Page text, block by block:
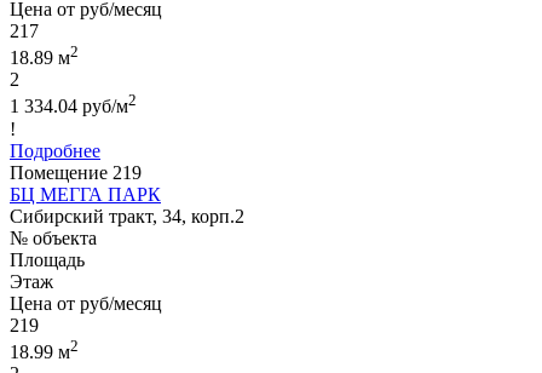
Цена от руб/месяц
217
18.89 м2
2
1 334.04 руб/м2
!
Подробнее
Помещение 219
БЦ МЕГГА ПАРК
Сибирский тракт, 34, корп.2
№ объекта
Площадь
Этаж
Цена от руб/месяц
219
18.99 м2